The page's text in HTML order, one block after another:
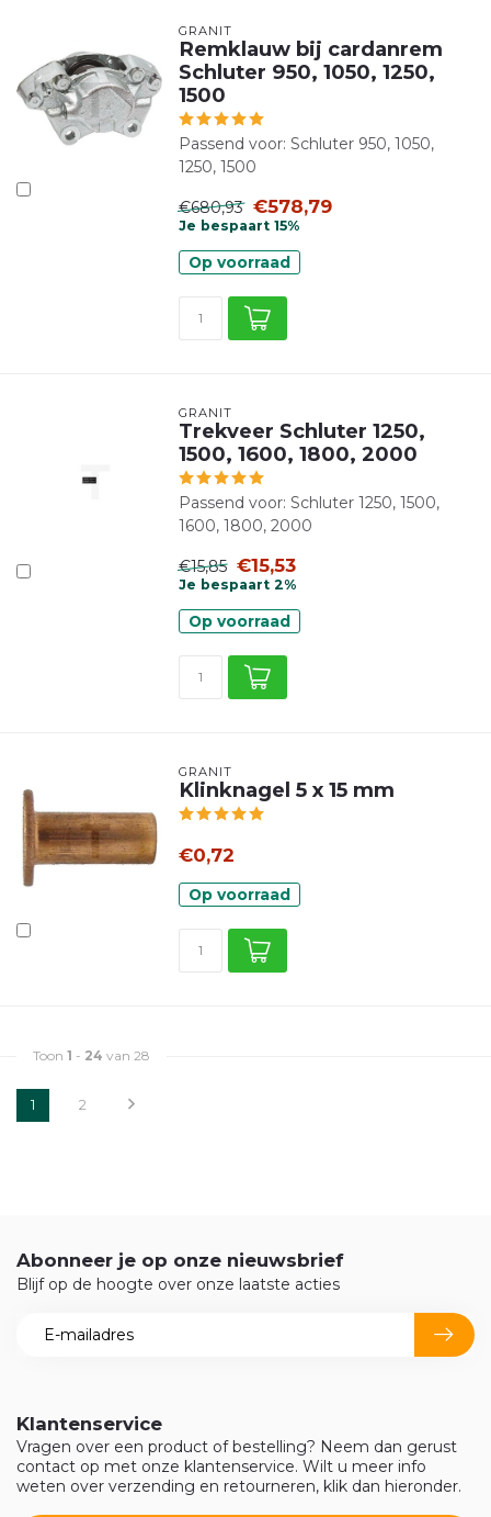
GRANIT
Remklauw bij cardanrem
Schluter 950, 1050, 1250,
1500
Passend voor: Schluter 950, 1050,
1250, 1500
€680,93 €578,79
Je bespaart 15%
Op voorraad
GRANIT
Trekveer Schluter 1250,
1500, 1600, 1800, 2000
Passend voor: Schluter 1250, 1500,
1600, 1800, 2000
€15,85 €15,53
Je bespaart 2%
Op voorraad
GRANIT
Klinknagel 5 x 15 mm
€0,72
Op voorraad
Toon 1 - 24 van 28
1 2
Klantenservice
Vragen over een product of bestelling? Neem dan gerust
contact op met onze klantenservice. Wilt u meer info
weten over verzending en retourneren, klik dan hieronder.
Abonneer je op onze nieuwsbrief
Blijf op de hoogte over onze laatste acties